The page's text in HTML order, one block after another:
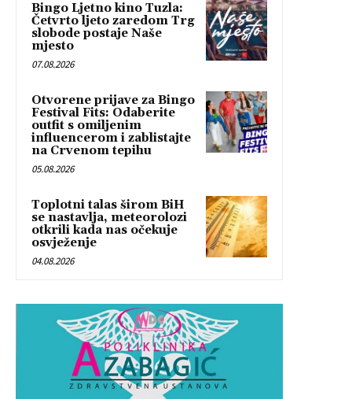
Bingo Ljetno kino Tuzla:
Četvrto ljeto zaredom Trg
slobode postaje Naše
mjesto
07.08.2026
Otvorene prijave za Bingo
Festival Fits: Odaberite
outfit s omiljenim
influencerom i zablistajte
na Crvenom tepihu
05.08.2026
Toplotni talas širom BiH
se nastavlja, meteorolozi
otkrili kada nas očekuje
osvježenje
04.08.2026